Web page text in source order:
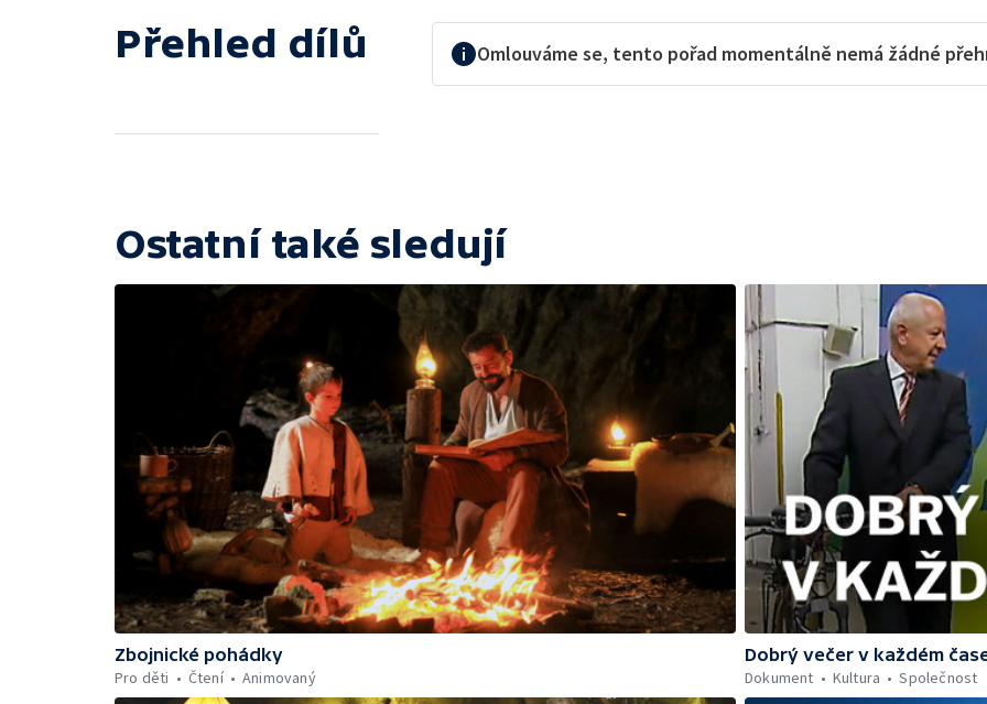
Přehled dílů Omlouváme se, tento pořad momentálně nemá žádné
Ostatní také sledují
Zbojnické pohádky
Pro děti
Čtení Animovaný
Dobrý večer v každém
Dokument
Kultura Společnost